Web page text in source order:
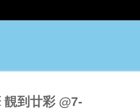
靚到廿彩 @7-